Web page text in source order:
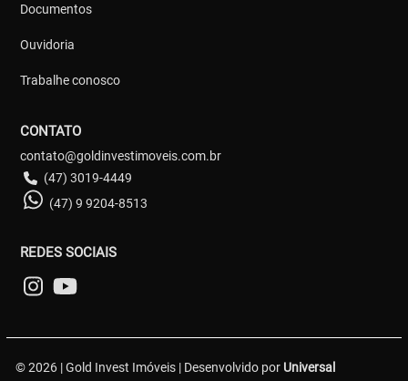
Documentos
Ouvidoria
Trabalhe conosco
CONTATO
contato@goldinvestimoveis.com.br
(47) 3019-4449
(47) 9 9204-8513
REDES SOCIAIS
© 2026 | Gold Invest Imóveis | Desenvolvido por Universal